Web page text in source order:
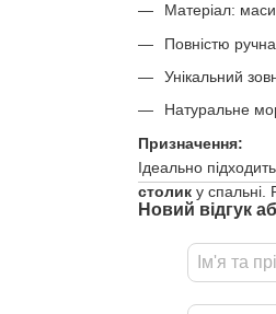
Матеріал:
Повністю
Унікальний
Натуральне
Призначення:
Ідеально
столику спальні.
Новий відгук